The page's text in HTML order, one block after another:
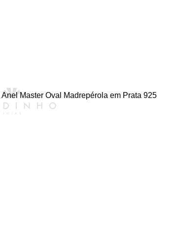
Anel Master Oval Madrepérola em Prata 925